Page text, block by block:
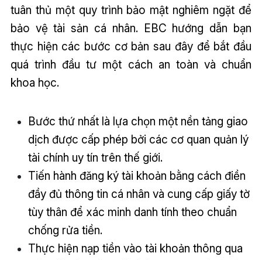
tuân thủ một quy trình bảo mật nghiêm ngặt để
bảo vệ tài sản cá nhân. EBC hướng dẫn bạn
thực hiện các bước cơ bản sau đây để bắt đầu
quá trình đầu tư một cách an toàn và chuẩn
khoa học.
Bước thứ nhất là lựa chọn một nền tảng giao
dịch được cấp phép bởi các cơ quan quản lý
tài chính uy tín trên thế giới.
Tiến hành đăng ký tài khoản bằng cách điền
đầy đủ thông tin cá nhân và cung cấp giấy tờ
tùy thân để xác minh danh tính theo chuẩn
chống rửa tiền.
Thực hiện nạp tiền vào tài khoản thông qua